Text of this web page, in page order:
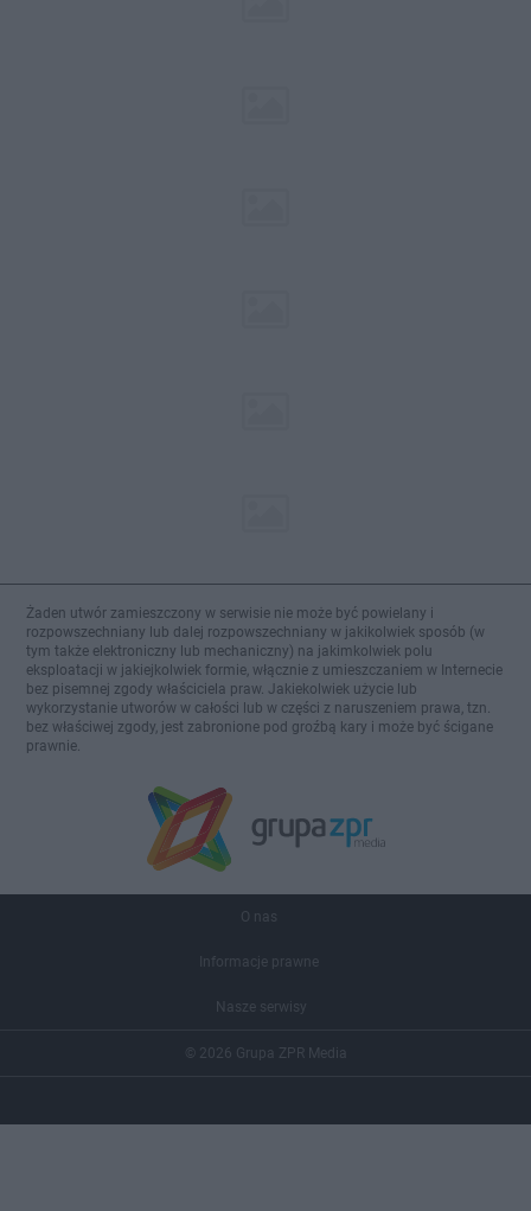
Żaden utwór zamieszczony w serwisie nie może być powielany i
rozpowszechniany lub dalej rozpowszechniany w jakikolwiek sposób (w
tym także elektroniczny lub mechaniczny) na jakimkolwiek polu
eksploatacji w jakiejkolwiek formie, włącznie z umieszczaniem w Internecie
bez pisemnej zgody właściciela praw. Jakiekolwiek użycie lub
wykorzystanie utworów w całości lub w części z naruszeniem prawa, tzn.
bez właściwej zgody, jest zabronione pod groźbą kary i może być ścigane
prawnie.
O nas
Informacje prawne
Nasze serwisy
© 2026 Grupa ZPR Media